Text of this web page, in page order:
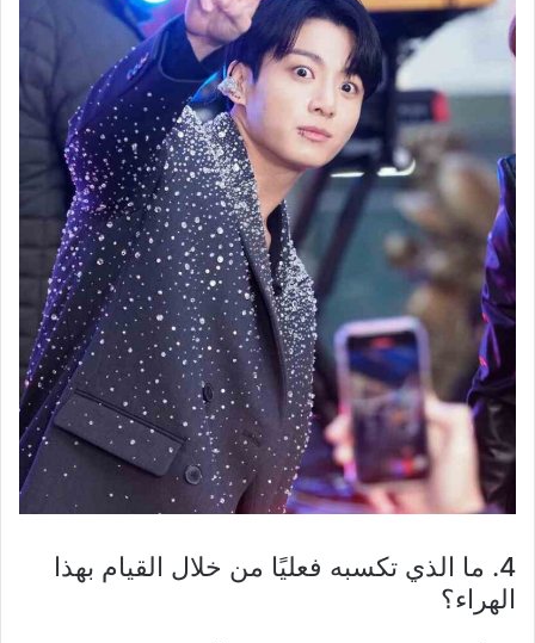
4. ما الذي تكسبه فعليًا من خلال القيام بهذا
الهراء؟